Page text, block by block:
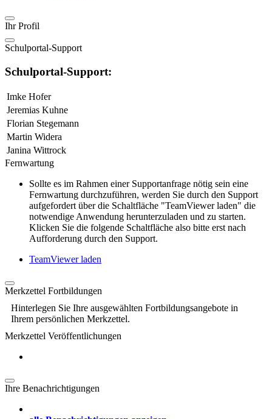
Ihr Profil
Schulportal-Support
Schulportal-Support:
Imke Hofer
Jeremias Kuhne
Florian Stegemann
Martin Widera
Janina Wittrock
Fernwartung
Sollte es im Rahmen einer Supportanfrage nötig sein eine
Fernwartung durchzuführen, werden Sie durch den Support
aufgefordert über die Schaltfläche "TeamViewer laden" die
notwendige Anwendung herunterzuladen und zu starten.
Klicken Sie die folgende Schaltfläche also bitte erst nach
Aufforderung durch den Support.
TeamViewer laden
Merkzettel Fortbildungen
Hinterlegen Sie Ihre ausgewählten Fortbildungsangebote in
Ihrem persönlichen Merkzettel.
Merkzettel Veröffentlichungen
Ihre Benachrichtigungen